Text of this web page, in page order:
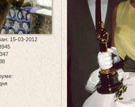
: 15-03-2012